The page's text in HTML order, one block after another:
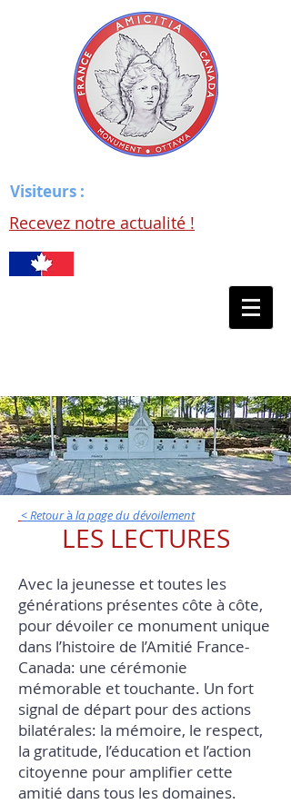
Visiteurs :
Recevez notre actualité !
< Retouràla page du dévoilement
LES LECTURES
Avec la jeunesse et toutes les
générations présentes côte à côte,
pour dévoiler ce monument unique
dans l’histoire de l’Amitié France-
Canada: une cérémonie
mémorable et touchante. Un fort
signal de départ pour des actions
bilatérales: la mémoire, le respect,
la gratitude, l’éducation et l’action
citoyenne pour amplifier cette
amitié dans tous les domaines.